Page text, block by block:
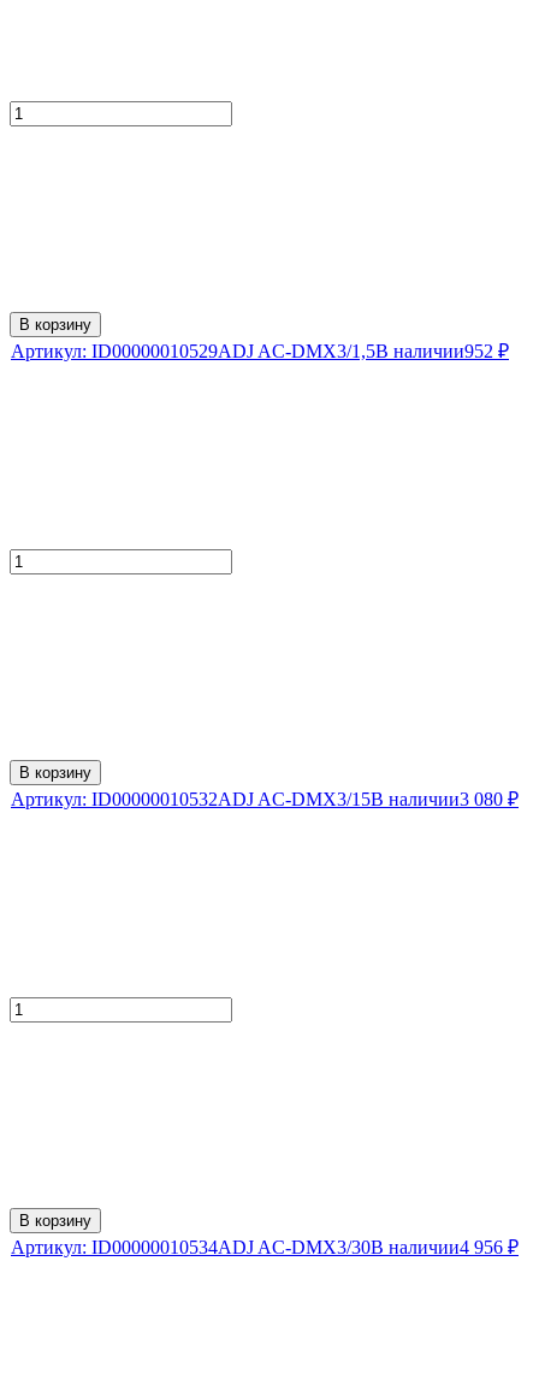
В корзину
Артикул: ID00000010529ADJ AC-DMX3/1,5В наличии952 ₽
В корзину
Артикул: ID00000010532ADJ AC-DMX3/15В наличии3 080 ₽
В корзину
Артикул: ID00000010534ADJ AC-DMX3/30В наличии4 956 ₽